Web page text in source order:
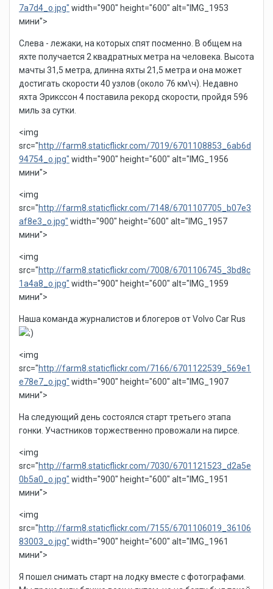
7a7d4_o.jpg" width="900" height="600" alt="IMG_1953
мини">
Слева - лежаки, на которых спят посменно. В общем на
яхте получается 2 квадратных метра на человека. Высота
мачты 31,5 метра, длинна яхты 21,5 метра и она может
достигать скорости 40 узлов (около 76 км\ч). Недавно
яхта Эрикссон 4 поставила рекорд скорости, пройдя 596
миль за сутки.
<img
src="http://farm8.staticflickr.com/7019/6701108853_6ab6d
94754_o.jpg" width="900" height="600" alt="IMG_1956
мини">
<img
src="http://farm8.staticflickr.com/7148/6701107705_b07e3
af8e3_o.jpg" width="900" height="600" alt="IMG_1957
мини">
<img
src="http://farm8.staticflickr.com/7008/6701106745_3bd8c
1a4a8_o.jpg" width="900" height="600" alt="IMG_1959
мини">
Наша команда журналистов и блогеров от Volvo Car Rus
<img
src="http://farm8.staticflickr.com/7166/6701122539_569e1
e78e7_o.jpg" width="900" height="600" alt="IMG_1907
мини">
На следующий день состоялся старт третьего этапа
гонки. Участников торжественно провожали на пирсе.
<img
src="http://farm8.staticflickr.com/7030/6701121523_d2a5e
0b5a0_o.jpg" width="900" height="600" alt="IMG_1951
мини">
<img
src="http://farm8.staticflickr.com/7155/6701106019_36106
83003_o.jpg" width="900" height="600" alt="IMG_1961
мини">
Я пошел снимать старт на лодку вместе с фотографами.